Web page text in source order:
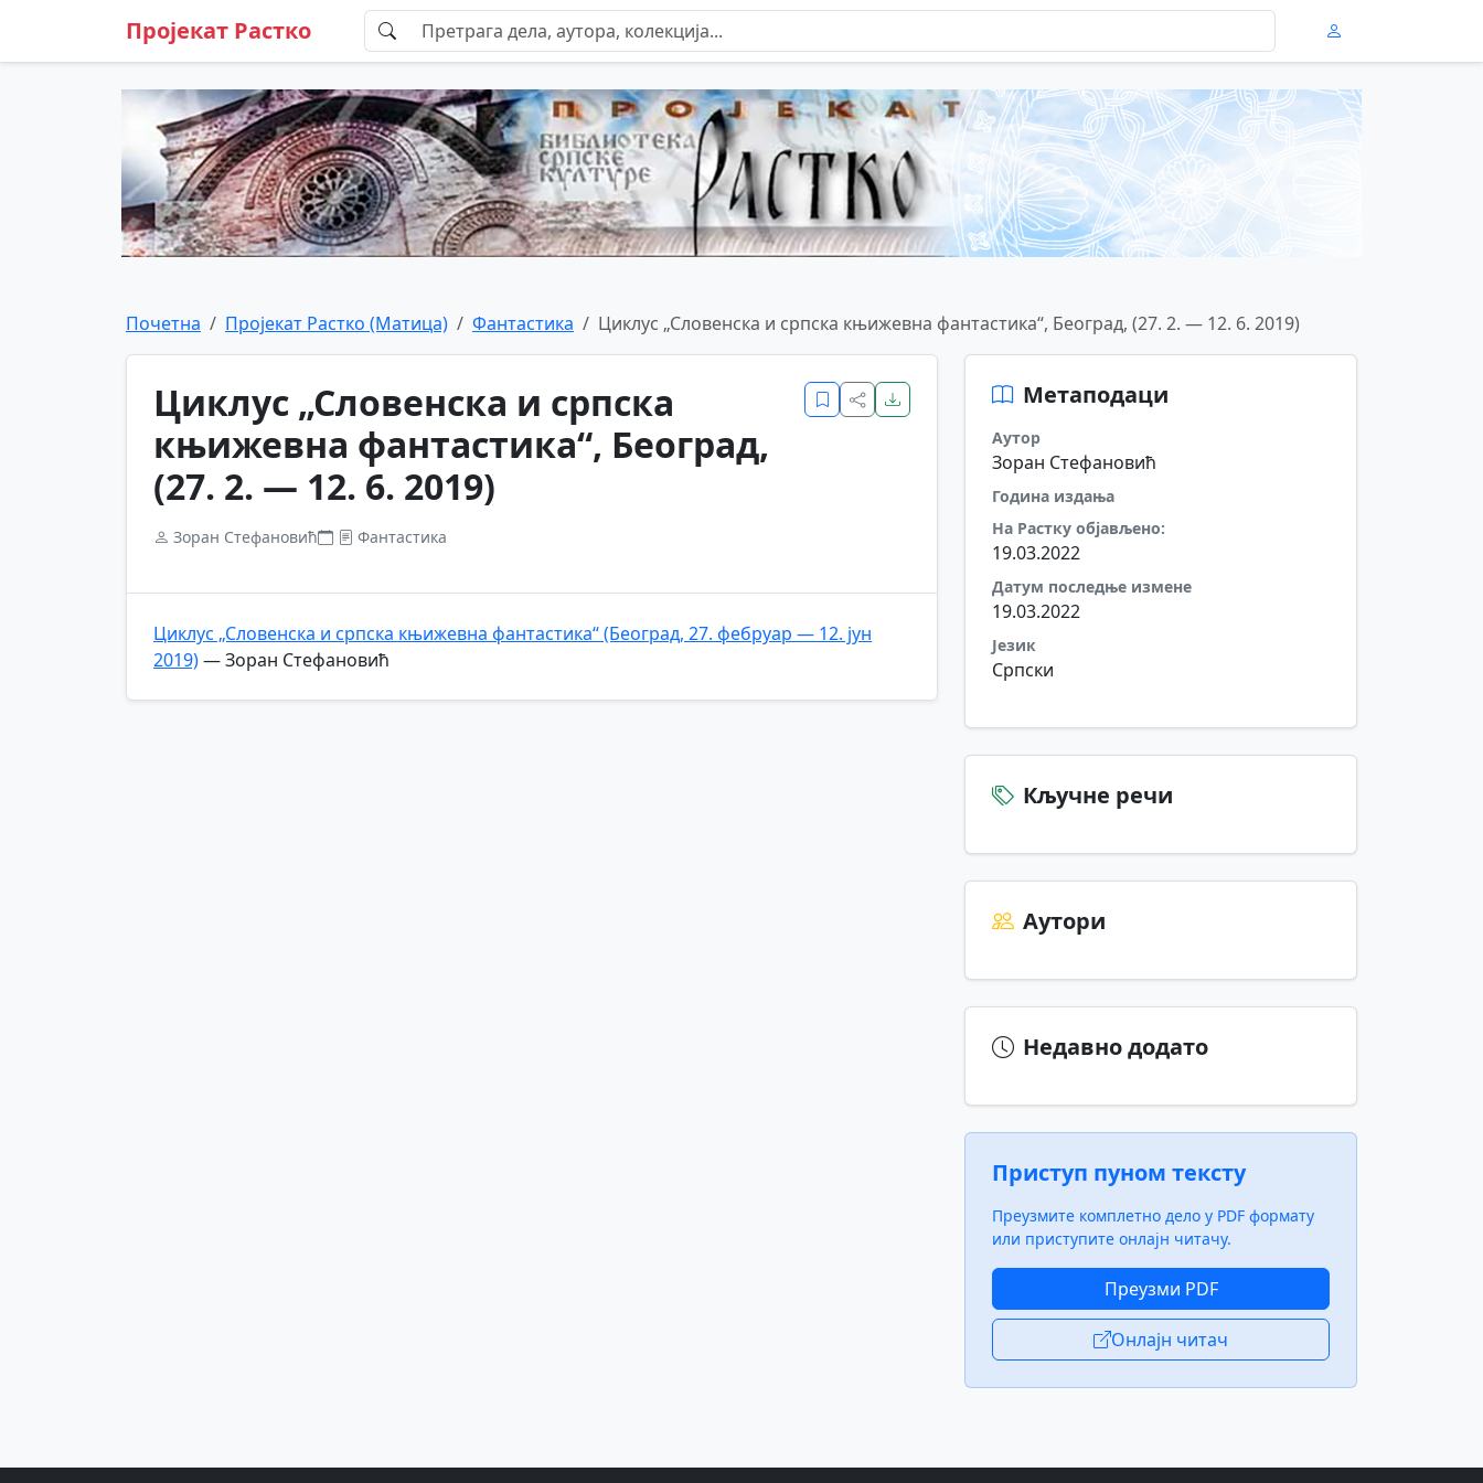
Пројекат Растко
Почетна Пројекат Растко (Матица) Фантастика Циклус „Словенска и српска књижевна фантастика“, Београд, (27. 2. — 12. 6. 2019)
Циклус „Словенска и српска
књижевна фантастика“, Београд,
(27. 2. — 12. 6. 2019)
Зоран Стефановић Фантастика
Циклус „Словенска и српска књижевна фантастика“ (Београд, 27. фебруар — 12. јун
2019)— Зоран Стефановић
Метаподаци
Аутор
Зоран Стефановић
Година издања
На Растку објављено:
19.03.2022
Датум последње измене
19.03.2022
Језик
Српски
Кључне речи
Аутори
Недавно додато
Приступ пуном тексту
Преузмите комплетно дело у PDF формату
или приступите онлајн читачу.
Преузми PDF
Онлајн читач